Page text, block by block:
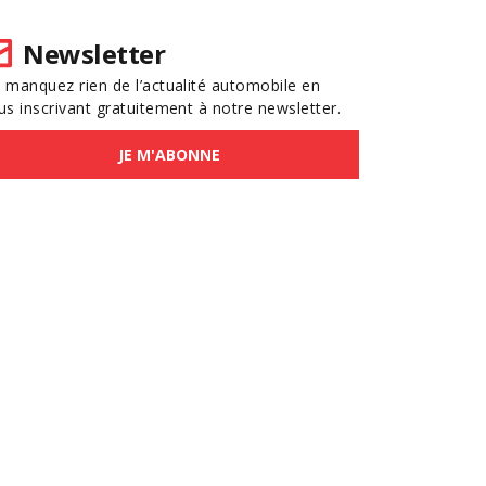
Newsletter
manquez rien de l’actualité automobile en
inscrivant gratuitement à notre newsletter.
JE M'ABONNE